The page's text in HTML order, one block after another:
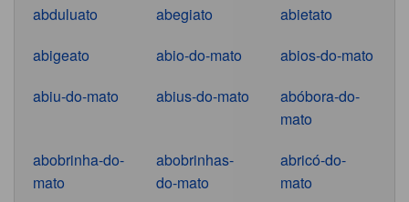
abduluato
abegiato
abietato
abigeato
abio-do-mato
abios-do-mato
abiu-do-mato
abius-do-mato
abóbora-do-
mato
abobrinha-do-
mato
abobrinhas-
do-mato
abricó-do-
mato